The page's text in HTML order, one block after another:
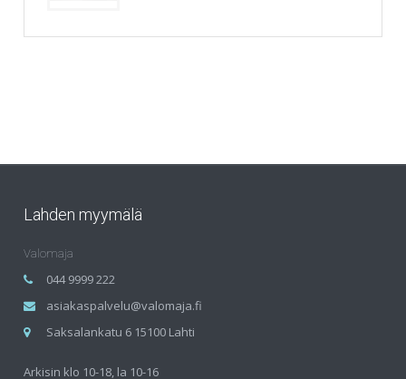
Lahden myymälä
Valomaja
044 9999 222
asiakaspalvelu@valomaja.fi
Saksalankatu 6 15100 Lahti
Arkisin klo 10-18, la 10-16